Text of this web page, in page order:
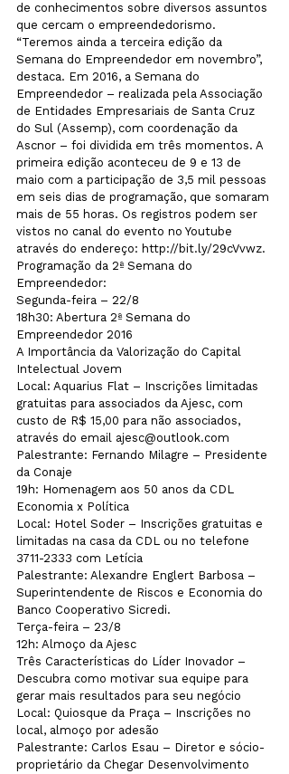
de conhecimentos sobre diversos assuntos
que cercam o empreendedorismo.
“Teremos ainda a terceira edição da
Semana do Empreendedor em novembro”,
destaca. Em 2016, a Semana do
Empreendedor – realizada pela Associação
de Entidades Empresariais de Santa Cruz
do Sul (Assemp), com coordenação da
Ascnor – foi dividida em três momentos. A
primeira edição aconteceu de 9 e 13 de
maio com a participação de 3,5 mil pessoas
em seis dias de programação, que somaram
mais de 55 horas. Os registros podem ser
vistos no canal do evento no Youtube
através do endereço: http://bit.ly/29cVvwz.
Programação da 2ª Semana do
Empreendedor:
Segunda-feira – 22/8
18h30: Abertura 2ª Semana do
Empreendedor 2016
A Importância da Valorização do Capital
Intelectual Jovem
Local: Aquarius Flat – Inscrições limitadas
gratuitas para associados da Ajesc, com
custo de R$ 15,00 para não associados,
através do email ajesc@outlook.com
Palestrante: Fernando Milagre – Presidente
da Conaje
19h: Homenagem aos 50 anos da CDL
Economia x Política
Local: Hotel Soder – Inscrições gratuitas e
limitadas na casa da CDL ou no telefone
3711-2333 com Letícia
Palestrante: Alexandre Englert Barbosa –
Superintendente de Riscos e Economia do
Banco Cooperativo Sicredi.
Terça-feira – 23/8
12h: Almoço da Ajesc
Três Características do Líder Inovador –
Descubra como motivar sua equipe para
gerar mais resultados para seu negócio
Local: Quiosque da Praça – Inscrições no
local, almoço por adesão
Palestrante: Carlos Esau – Diretor e sócio-
proprietário da Chegar Desenvolvimento